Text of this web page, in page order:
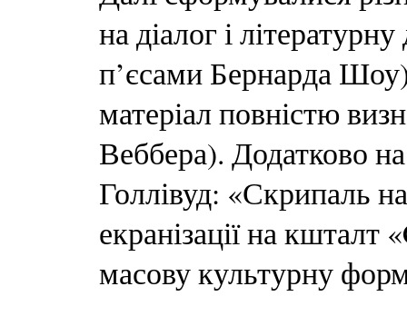
на діалог і
п’єсами Бернарда
матеріал повністю
Веббера). Додатково
Голлівуд: «Скрипаль
екранізації на кшталт
масову культурну